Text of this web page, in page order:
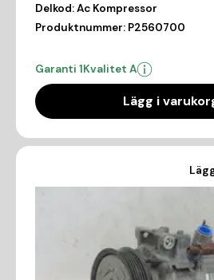
Delkod:Ac Kompressor
Produktnummer: P2560700
Garanti 1Kvalitet A
Lägg i